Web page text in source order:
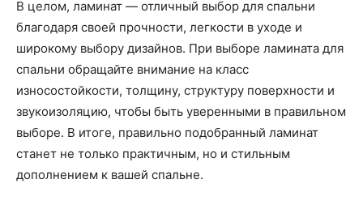
В целом, ламинат — отличный выбор для спальни
благодаря своей прочности, легкости в уходе и
широкому выбору дизайнов. При выборе ламината для
спальни обращайте внимание на класс
износостойкости, толщину, структуру поверхности и
звукоизоляцию, чтобы быть уверенными в правильном
выборе. В итоге, правильно подобранный ламинат
станет не только практичным, но и стильным
дополнением к вашей спальне.